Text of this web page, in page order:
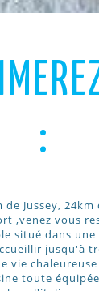
:
Jussey,
,venez vous
situé dans une
jusqu'à
vie
toute